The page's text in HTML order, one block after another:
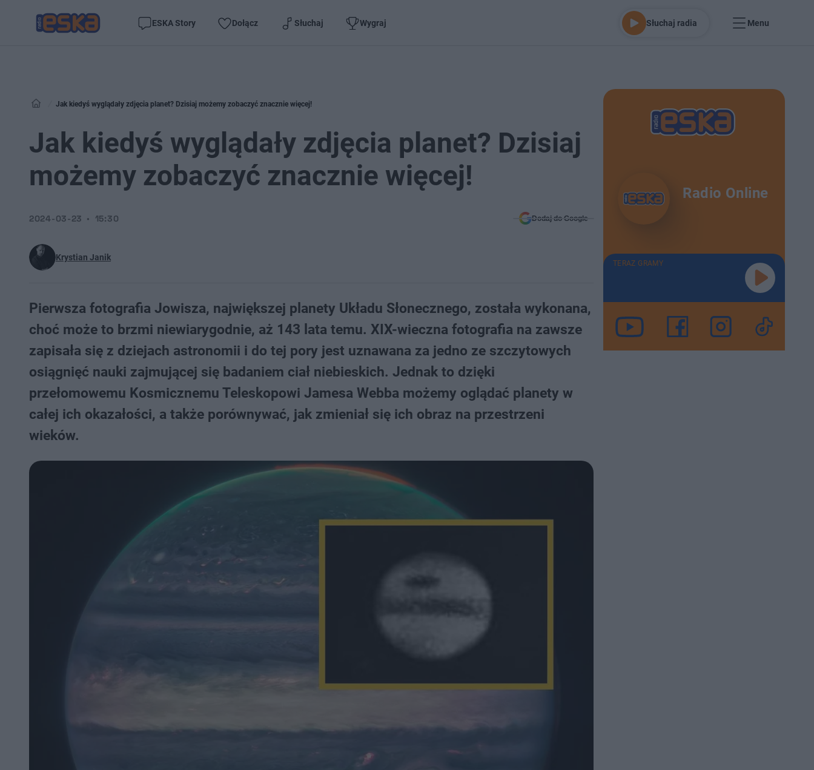
ESKA Story Dołącz Słuchaj Wygraj Słuchaj radia Menu
Jak kiedyś wyglądały zdjęcia planet? Dzisiaj możemy zobaczyć znacznie więcej!
Jak kiedyś wyglądały zdjęcia planet? Dzisiaj
możemy zobaczyć znacznie więcej!
Krystian Janik
2024-03-23 15:30 Dodaj do Google
Pierwsza fotografia Jowisza, największej planety Układu Słonecznego, została wykonana,
choć może to brzmi niewiarygodnie, aż 143 lata temu. XIX-wieczna fotografia na zawsze
zapisała się z dziejach astronomii i do tej pory jest uznawana za jedno ze szczytowych
osiągnięć nauki zajmującej się badaniem ciał niebieskich. Jednak to dzięki
przełomowemu Kosmicznemu Teleskopowi Jamesa Webba możemy oglądać planety w
całej ich okazałości, a także porównywać, jak zmieniał się ich obraz na przestrzeni
wieków.
Radio Online
TERAZ GRAMY